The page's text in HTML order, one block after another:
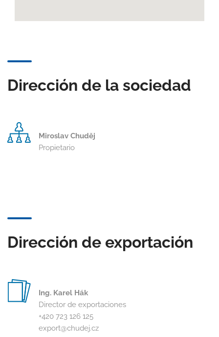
Dirección de la sociedad
Miroslav Chuděj
Propietario
Dirección de exportación
Ing. Karel Hák
Director de exportaciones
+420 723 126 125
export@chudej.cz